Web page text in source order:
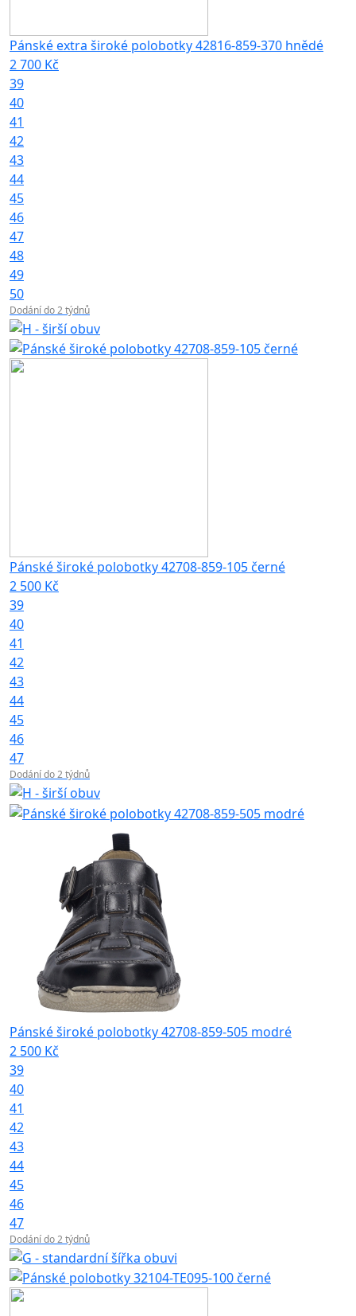
Pánské extra široké polobotky 42816-859-370 hnědé
2 700 Kč
39
40
41
42
43
44
45
46
47
48
49
50
Dodání do 2 týdnů
Pánské široké polobotky 42708-859-105 černé
2 500 Kč
39
40
41
42
43
44
45
46
47
Dodání do 2 týdnů
Pánské široké polobotky 42708-859-505 modré
2 500 Kč
39
40
41
42
43
44
45
46
47
Dodání do 2 týdnů